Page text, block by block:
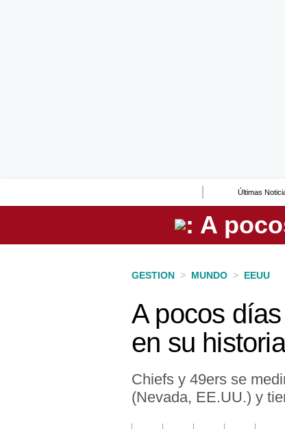
Últimas
Perú
GESTION > MUNDO > EEUU
A pocos
en su
Chiefs y 49ers se
(Nevada, EE.UU.) y